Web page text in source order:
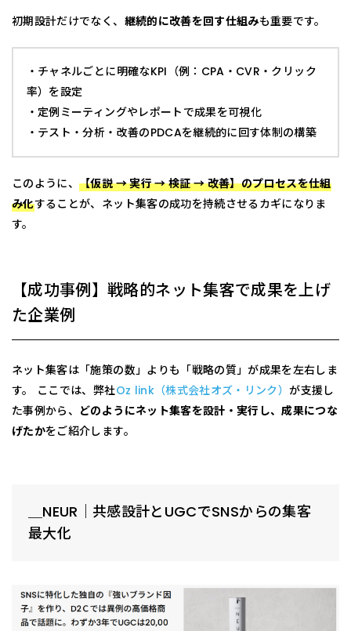
初期設計だけでなく、 継続的に改善を回す仕組みも重要です。
・チャネルごとに明確なKPI（例：CPA・CVR・クリック
率）を設定
・定例ミーティングやレポートで成果を可視化
・テスト・分析・改善のPDCAを継続的に回す体制の構築
このように、【仮説 → 実行 → 検証 → 改善】のプロセスを仕組
み化することが、ネット集客の成功を持続させるカギになりま
す。
【成功事例】戦略的ネット集客で成果を上げ
た企業例
ネット集客は「施策の数」よりも「戦略の質」が成果を左右しま
す。 ここでは、弊社Oz link（株式会社オズ・リンク）が支援し
た事例から、 どのようにネット集客を設計・実行し、成果につな
げたかをご紹介します。
＿NEUR｜共感設計とUGCでSNSからの集客
最大化